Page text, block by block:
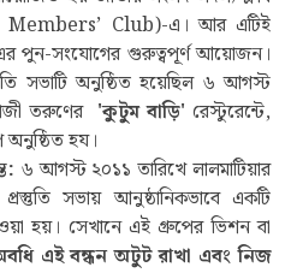
Club)-এ। আর এটিই
পুন-সংযোগের গুরুত্বপূর্ণ আয়োজন।
সভাটি অনুষ্ঠিত হয়েছিল ৬ আগস্ট
তরুণের 'কুটুম বাড়ি' রেস্টুরেন্টে,
অনুষ্ঠিত হয।
: ৬ আগস্ট ২০১১ তারিখে লালমাটিয়ার
সভায় আনুষ্ঠানিকভাবে একটি
হয়। সেখানে এই গ্রুপের ভিশন বা
এই বন্ধন অটুট রাখা এবং নিজ